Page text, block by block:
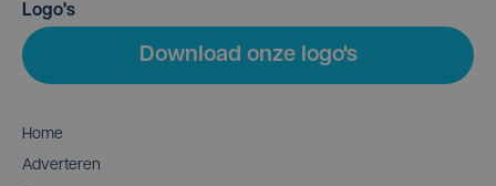
Logo's
Download onze logo's
Home
Adverteren